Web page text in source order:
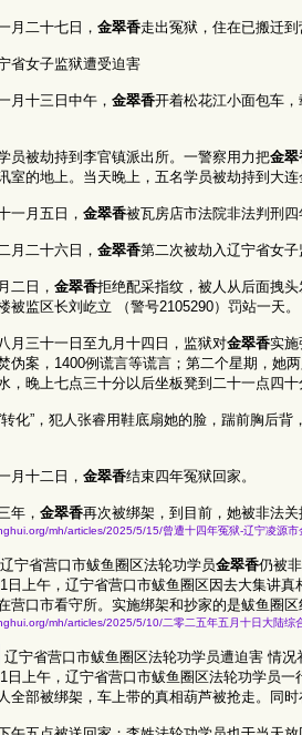
月二十七日， 金翠香走出冤狱，住在已搬迁到
省女子监狱遭受迫害
月十三日中午， 金翠香开着松花江小面包车
员被劫持到李官镇派出所。一警察用力把金翠
室的地上。当天晚上，五名学员被劫持到大连
一月五日， 金翠香被瓦房店市法院非法判刑四
月二十六日， 金翠香第二次被劫入辽宁省女子
二日， 金翠香拒绝配采指纹，被人从后面拽
被监区长刘屹立 （警号2105290）罚站一天。
月三十一日至九月十四日，监狱对金翠香实施
伪案，1400例谎言等谎言；第二个星期，她
，晚上七点三十分以后坐板凳到二十一点四十
转化”，犯人张睿用鞋底扇她的脸，踹前胸后背
月十二日， 金翠香结束四年冤狱回家。
年， 金翠香再次被绑架，到目前，她被非法
mh/articles/2025/5/15/曾遭十四年冤狱-辽宁凌源
辽宁省营口市鲅鱼圈区法轮功学员金翠香仍被
日上午，辽宁省营口市鲅鱼圈区因去大集讲
营口市看守所。实施绑架和抄家的是鲅鱼圈区
mh/articles/2025/5/10/二零二五年五月十日大陆综
辽宁省营口市鲅鱼圈区法轮功学员遭迫害 情况
日上午，辽宁省营口市鲅鱼圈区法轮功学员
全部被绑架，车上带的真相葫芦被抢走。同